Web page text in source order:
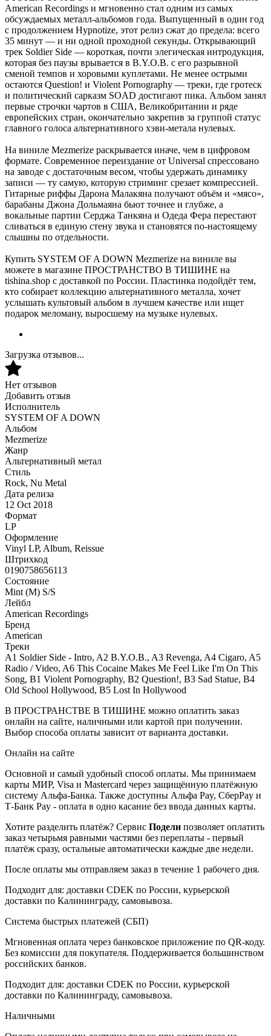
American Recordings и мгновенно стал одним из самых
обсуждаемых металл-альбомов года. Выпущенный в один год
с продолжением Hypnotize, этот релиз сжат до предела: всего
35 минут — и ни одной проходной секунды. Открывающий
трек Soldier Side — короткая, почти элегическая интродукция,
которая без паузы врывается в B.Y.O.B. с его разрывной
сменой темпов и хоровыми куплетами. Не менее острыми
остаются Question! и Violent Pornography — треки, где гротеск
и политический сарказм SOAD достигают пика. Альбом занял
первые строчки чартов в США, Великобритании и ряде
европейских стран, окончательно закрепив за группой статус
главного голоса альтернативного хэви-метала нулевых.
На виниле Mezmerize раскрывается иначе, чем в цифровом
формате. Современное переиздание от Universal спрессовано
на заводе с достаточным весом, чтобы удержать динамику
записи — ту самую, которую стриминг срезает компрессией.
Гитарные риффы Дарона Малакяна получают объём и «мясо»,
барабаны Джона Дольмаяна бьют точнее и глубже, а
вокальные партии Серджа Танкяна и Одеда Фера перестают
сливаться в единую стену звука и становятся по-настоящему
слышны по отдельности.
Купить SYSTEM OF A DOWN Mezmerize на виниле вы
можете в магазине ПРОСТРАНСТВО В ТИШИНЕ на
tishina.shop с доставкой по России. Пластинка подойдёт тем,
кто собирает коллекцию альтернативного металла, хочет
услышать культовый альбом в лучшем качестве или ищет
подарок меломану, выросшему на музыке нулевых.
Загрузка отзывов...
Нет отзывов
Добавить отзыв
Исполнитель
SYSTEM OF A DOWN
Альбом
Mezmerize
Жанр
Альтернативный метал
Стиль
Rock, Nu Metal
Дата релиза
12 Oct 2018
Формат
LP
Оформление
Vinyl LP, Album, Reissue
Штрихкод
0190758656113
Состояние
Mint (M) S/S
Лейбл
American Recordings
Бренд
American
Треки
A1 Soldier Side - Intro, A2 B.Y.O.B., A3 Revenga, A4 Cigaro, A5
Radio / Video, A6 This Cocaine Makes Me Feel Like I'm On This
Song, B1 Violent Pornography, B2 Question!, B3 Sad Statue, B4
Old School Hollywood, B5 Lost In Hollywood
В ПРОСТРАНСТВЕ В ТИШИНЕ можно оплатить заказ
онлайн на сайте, наличными или картой при получении.
Выбор способа оплаты зависит от варианта доставки.
Онлайн на сайте
Основной и самый удобный способ оплаты. Мы принимаем
карты МИР, Visa и Mastercard через защищённую платёжную
систему Альфа-Банка. Также доступны Альфа Pay, СберPay и
Т-Банк Pay - оплата в одно касание без ввода данных карты.
Хотите разделить платёж? Сервис Подели позволяет оплатить
заказ четырьмя равными частями без переплаты - первый
платёж сразу, остальные автоматически каждые две недели.
После оплаты мы отправляем заказ в течение 1 рабочего дня.
Подходит для: доставки CDEK по России, курьерской
доставки по Калининграду, самовывоза.
Система быстрых платежей (СБП)
Мгновенная оплата через банковское приложение по QR-коду.
Без комиссии для покупателя. Поддерживается большинством
российских банков.
Подходит для: доставки CDEK по России, курьерской
доставки по Калининграду, самовывоза.
Наличными